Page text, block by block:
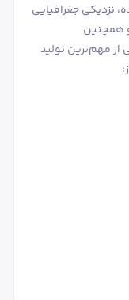
نزدیکی جغرافیایی
و همچنین
از مهم‌ترین تولید